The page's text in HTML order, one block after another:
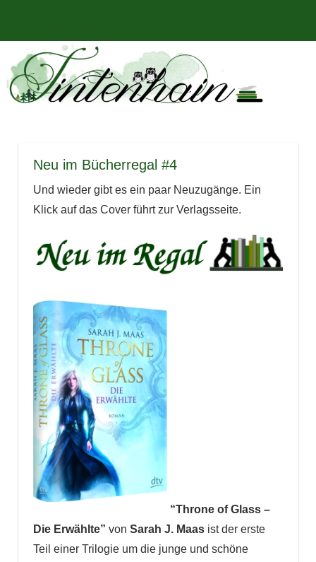
springen
Tintenhain
–
Der
Rezensionen
und
mehr
Neu im Bücherregal #4
Und wieder gibt es ein paar Neuzugänge. Ein
Klick auf das Cover führt zur Verlagsseite.
“Throne of Glass –
Die Erwählte” von Sarah J. Maasist der erste
Teil einer Trilogie um die junge und schöne